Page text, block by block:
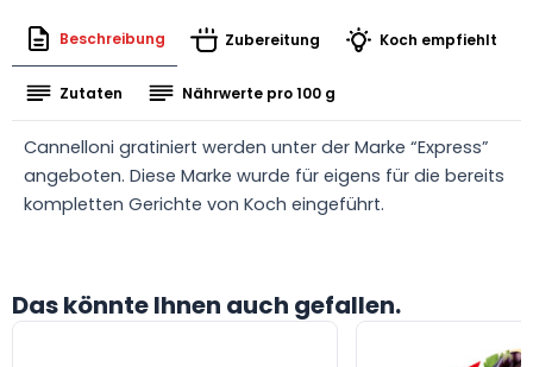
Beschreibung Zubereitung Koch empfiehlt
Zutaten Nährwerte pro 100 g
Cannelloni gratiniert werden unter der Marke “Express”
angeboten. Diese Marke wurde für eigens für die bereits
kompletten Gerichte von Koch eingeführt.
Das könnte Ihnen auch gefallen.